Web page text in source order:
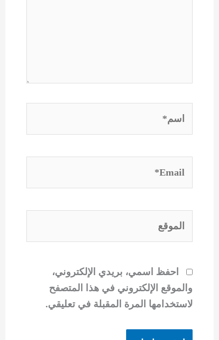
احفظ اسمي، بريدي الإلكتروني،
والموقع الإلكتروني في هذا المتصفح
لاستخدامها المرة المقبلة في تعليقي.